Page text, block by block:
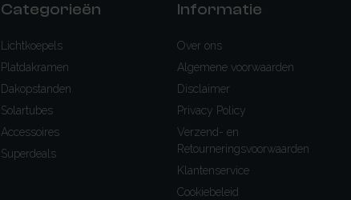
Categorieën
Lichtkoepels
Platdakramen
Dakopstanden
Solartubes
Accessoires
Superdeals
Informatie
Over ons
Algemene voorwaarden
Disclaimer
Privacy Policy
Verzend- en
Retourneringsvoorwaarden
Klantenservice
Cookiebeleid